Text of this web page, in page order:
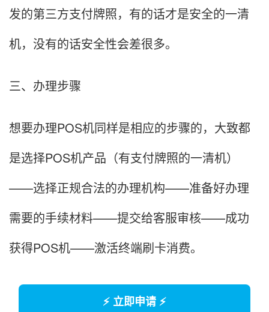
发的第三方支付牌照，有的话才是安全的一清
机，没有的话安全性会差很多。
三、办理步骤
想要办理POS机同样是相应的步骤的，大致都
是选择POS机产品（有支付牌照的一清机）
——选择正规合法的办理机构——准备好办理
需要的手续材料——提交给客服审核——成功
获得POS机——激活终端刷卡消费。
⚡ 立即申请 ⚡